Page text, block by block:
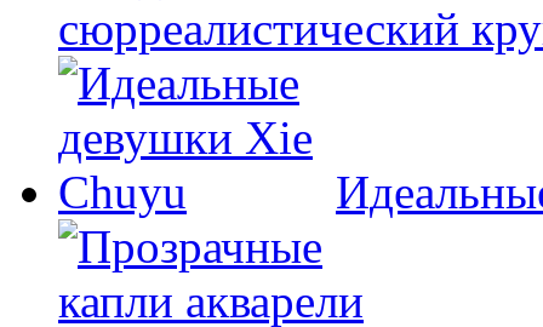
сюрреалистический